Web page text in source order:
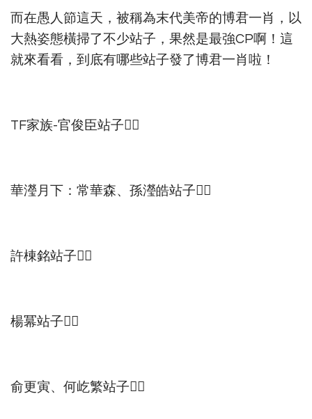
而在愚人節這天，被稱為末代美帝的博君一肖，以
大熱姿態橫掃了不少站子，果然是最強CP啊！這
就來看看，到底有哪些站子發了博君一肖啦！
TF家族-官俊臣站子👇🏻
華瀅月下：常華森、孫瀅皓站子👇🏻
許棟銘站子👇🏻
楊冪站子👇🏻
俞更寅、何屹繁站子👇🏻